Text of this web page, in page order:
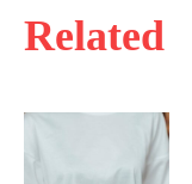
Related